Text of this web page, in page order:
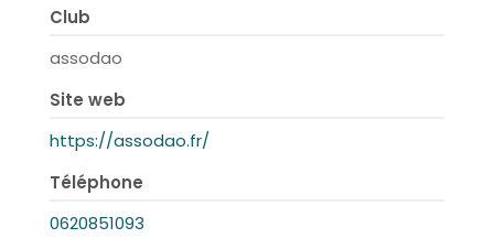
Club
assodao
Site web
https://assodao.fr/
Téléphone
0620851093